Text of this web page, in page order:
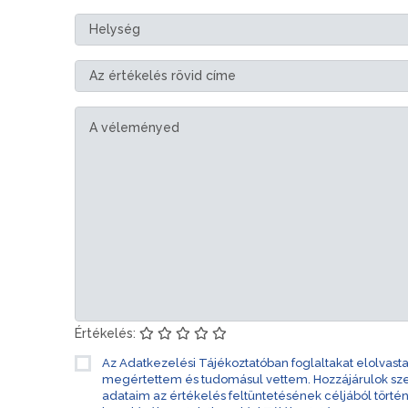
Értékelés:
Az Adatkezelési Tájékoztatóban foglaltakat
megértettem és tudomásul vettem. Hozzájárulok
adataim az értékelés feltüntetésének céljából